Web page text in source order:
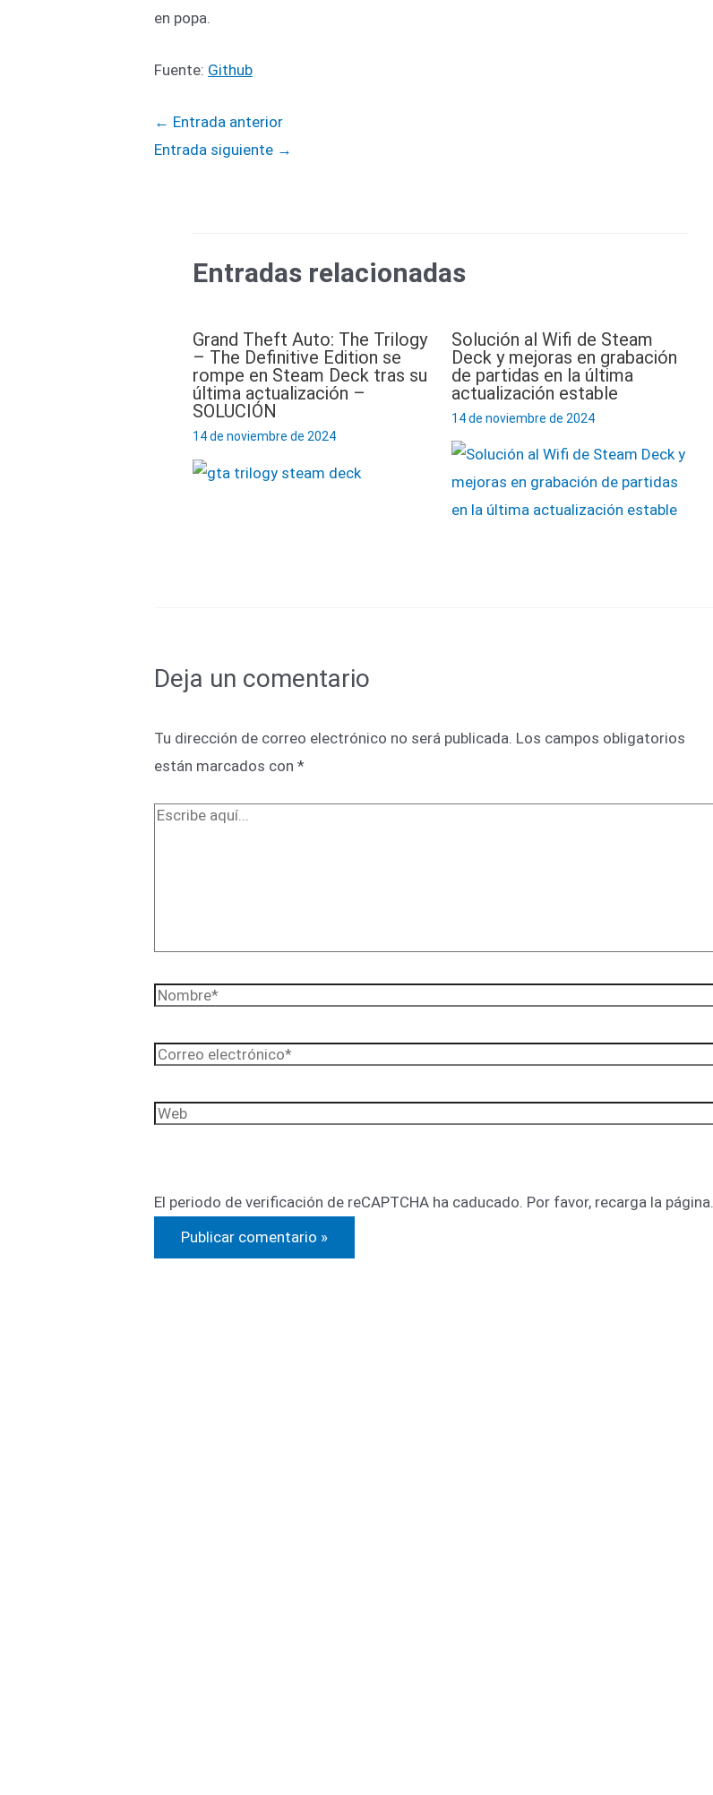
en popa.
Fuente: Github
← Entrada anterior
Entrada siguiente →
Entradas relacionadas
Grand Theft Auto: The Trilogy
– The Definitive Edition se
rompe en Steam Deck tras su
última actualización –
SOLUCIÓN
14 de noviembre de 2024
Solución al Wifi de Steam
Deck y mejoras en grabación
de partidas en la última
actualización estable
14 de noviembre de 2024
Deja un comentario
Tu dirección de correo electrónico no será publicada. Los campos obligatorios
están marcados con *
Escribe
Nombre*
Correo
Web
El periodo de verificación de reCAPTCHA ha caducado. Por favor, recarga la página.